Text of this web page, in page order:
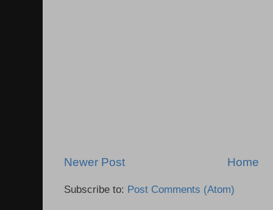
Newer Post Home
Subscribe to: Post Comments (Atom)